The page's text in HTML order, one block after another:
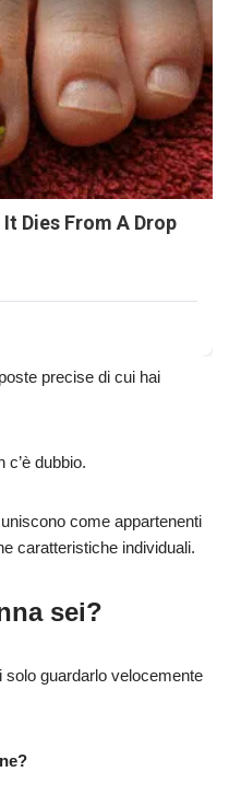
Dies From A Drop
precise di cui hai
c’è dubbio.
come appartenenti
caratteristiche individuali.
sei?
guardarlo velocemente